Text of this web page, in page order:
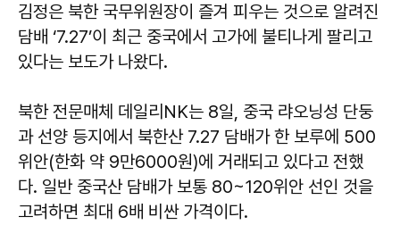
김정은 북한 국무위원장이 즐겨 피우는 것으로 알려진
담배 ‘7.27’이 최근 중국에서 고가에 불티나게 팔리고
있다는 보도가 나왔다.
북한 전문매체 데일리NK는 8일, 중국 랴오닝성 단둥
과 선양 등지에서 북한산 7.27 담배가 한 보루에 500
위안(한화 약 9만6000원)에 거래되고 있다고 전했
다. 일반 중국산 담배가 보통 80~120위안 선인 것을
고려하면 최대 6배 비싼 가격이다.